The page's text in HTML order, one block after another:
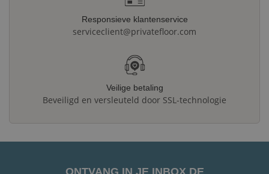
Responsieve klantenservice
serviceclient@privatefloor.com
Veilige betaling
Beveiligd en versleuteld door SSL-technologie